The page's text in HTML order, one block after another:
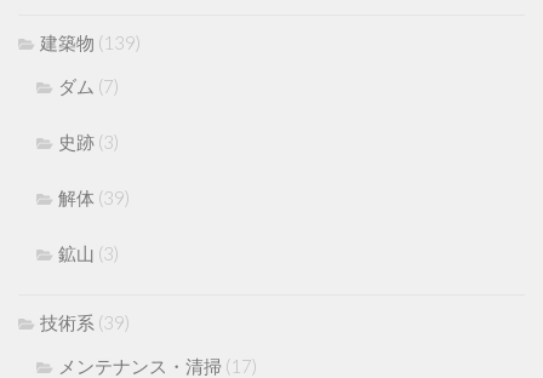
建築物 (139)
ダム (7)
史跡 (3)
解体 (39)
鉱山 (3)
技術系 (39)
メンテナンス・清掃 (17)